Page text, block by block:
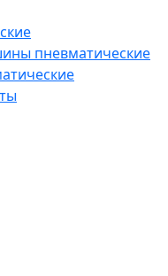
пневматические